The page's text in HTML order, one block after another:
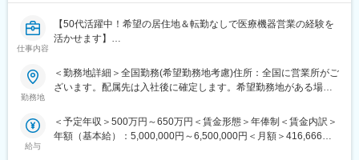
仕事内容
【50代活躍中！希望の居住地＆転勤なしで医療機器営業の経験を
活かせます】
【はじめに】
大手CSO、EPファーマラインでは医療機器営業においてベテラン
方が可能です。
主に医療機器メーカーを早期退職したメンバー、介護などで短期
勤務地
＜勤務地詳細＞全国勤務(希望勤務地考慮)住所：全国に営業所がご
ざいます。配属先は入社後に確定します。希望勤務地がある場合
ます。）変更の範囲：会社の定める事業所
給与
＜予定年収＞500万円～650万円＜賃金形態＞年俸制＜賃金内訳＞
年額（基本給）：5,000,000円～6,500,000円＜月額＞416,666円